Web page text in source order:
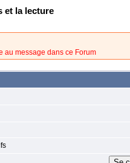
et la lecture
au message dans ce Forum